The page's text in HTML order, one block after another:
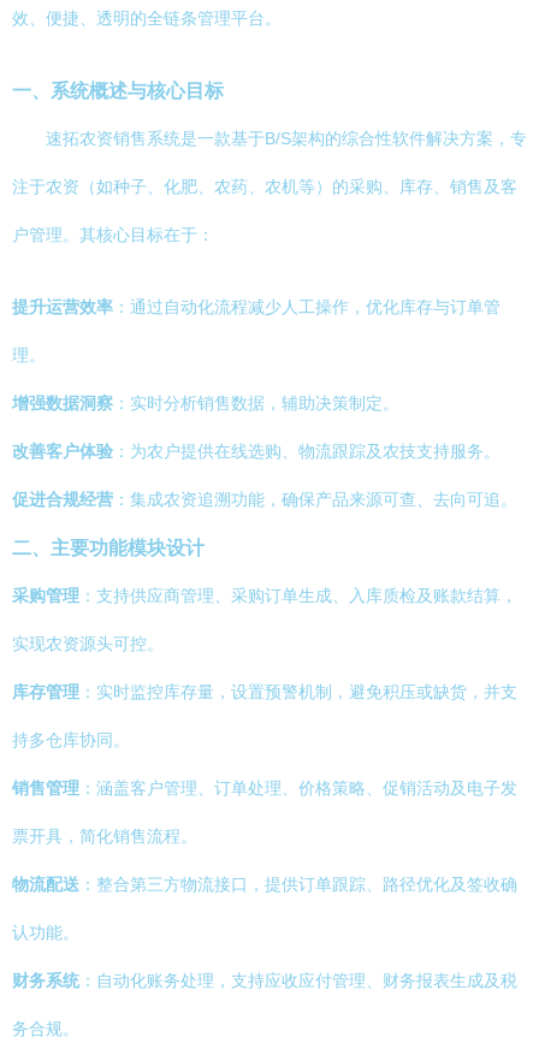
效、便捷、透明的全链条管理平台。
一、系统概述与核心目标
速拓农资销售系统是一款基于B/S架构的综合性软件解决方案，专
注于农资（如种子、化肥、农药、农机等）的采购、库存、销售及客
户管理。其核心目标在于：
提升运营效率 ：通过自动化流程减少人工操作，优化库存与订单管
理。
增强数据洞察 ：实时分析销售数据，辅助决策制定。
改善客户体验 ：为农户提供在线选购、物流跟踪及农技支持服务。
促进合规经营 ：集成农资追溯功能，确保产品来源可查、去向可追。
二、主要功能模块设计
采购管理 ：支持供应商管理、采购订单生成、入库质检及账款结算，
实现农资源头可控。
库存管理 ：实时监控库存量，设置预警机制，避免积压或缺货，并支
持多仓库协同。
销售管理 ：涵盖客户管理、订单处理、价格策略、促销活动及电子发
票开具，简化销售流程。
物流配送 ：整合第三方物流接口，提供订单跟踪、路径优化及签收确
认功能。
财务系统：自动化账务处理，支持应收应付管理、财务报表生成及税
务合规。